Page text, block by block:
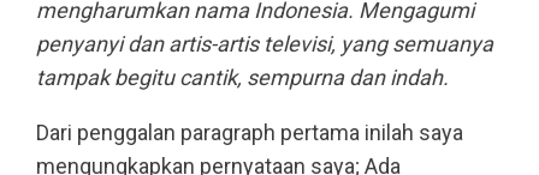
mengharumkan nama Indonesia. Mengagumi
penyanyi dan artis-artis televisi, yang semuanya
tampak begitu cantik, sempurna dan indah.
Dari penggalan paragraph pertama inilah saya
mengungkapkan pernyataan saya; Ada